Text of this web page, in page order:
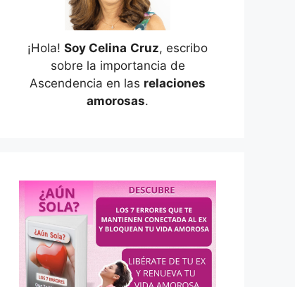
¡Hola! Soy Celina Cruz, escribo
sobre la importancia de
Ascendencia en las relaciones
amorosas.